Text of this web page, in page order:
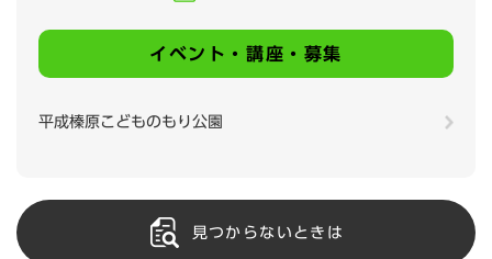
イベント・講座・募集
平成榛原こどものもり公園
見つからないときは